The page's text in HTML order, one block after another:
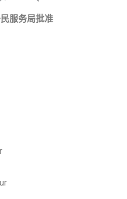
服务局批准